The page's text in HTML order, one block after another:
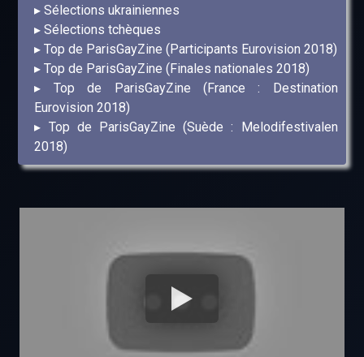
Sélections ukrainiennes
Sélections tchèques
Top de ParisGayZine (Participants Eurovision 2018)
Top de ParisGayZine (Finales nationales 2018)
Top de ParisGayZine (France : Destination
Eurovision 2018)
Top de ParisGayZine (Suède : Melodifestivalen
2018)